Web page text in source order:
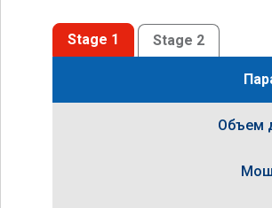
Stage 1 Stage 2
Объем